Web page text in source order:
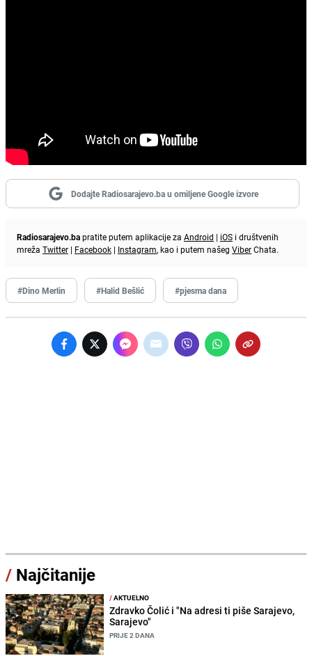
Dodajte Radiosarajevo.ba u omiljene Google izvore
Radiosarajevo.bapratite putem aplikacije za Android | iOS i društvenih
mreža Twitter | Facebook | Instagram, kao i putem našeg ViberChata.
#Dino Merlin #Halid Bešlić #pjesma dana
/ Najčitanije
/AKTUELNO
Zdravko Čolić i "Na adresi ti piše Sarajevo,
Sarajevo"
PRIJE 2 DANA